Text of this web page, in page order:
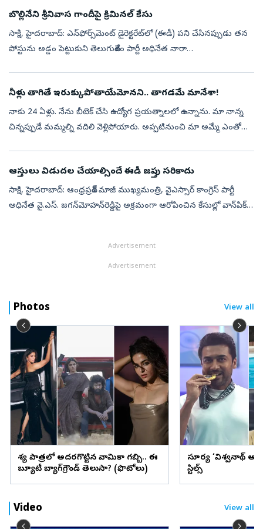
బొల్లినేని శ్రీనివాస గాందీపై క్రిమినల్‌ కేసు
సాక్షి, హైదరాబాద్‌: ఎన్‌ఫోర్స్‌మెంట్‌ డైరెక్టరేట్‌లో (ఈడీ) పని చేసినప్పుడు తన
పోస్టును అడ్డం పెట్టుకుని తెలుగుదేశం పార్టీ అధినేత నారా
నీళ్లు తాగితే ఇరుక్కుపోతాయేమోనని.. తాగడమే మానేశా!
నాకు 24 ఏళ్లు. నేను బీటెక్‌ చేసి ఉద్యోగ ప్రయత్నాలలో ఉన్నాను. మా నాన్న
చిన్నప్పుడే మమ్మల్ని వదిలి వెళ్లిపోయారు. అప్పటినుంచి మా అమ్మే ఎంతో
ఆస్తులు విడుదల చేయాల్సిందే ఈడీ జప్తు సరికాదు
సాక్షి, హైదరాబాద్‌: ఆంధ్రప్రదేశ్‌ మాజీ ముఖ్యమంత్రి, వైఎస్సార్‌ కాంగ్రెస్‌ పార్టీ
అధినేత వై.ఎస్‌. జగన్‌మోహన్‌రెడ్డిపై అక్రమంగా ఆరోపించిన కేసుల్లో వాన్‌పిక్‌
Advertisement
Advertisement
Photos View all
వేశ్య పాత్రలో అదరగొట్టిన వామికా గబ్బి.. ఈ
బ్యూటీ బ్యాగ్‌గ్రౌండ్‌ తెలుసా? (ఫొటోలు)
సూర్య ‘విశ్వనాథ్
స్టిల్స్
Video View all